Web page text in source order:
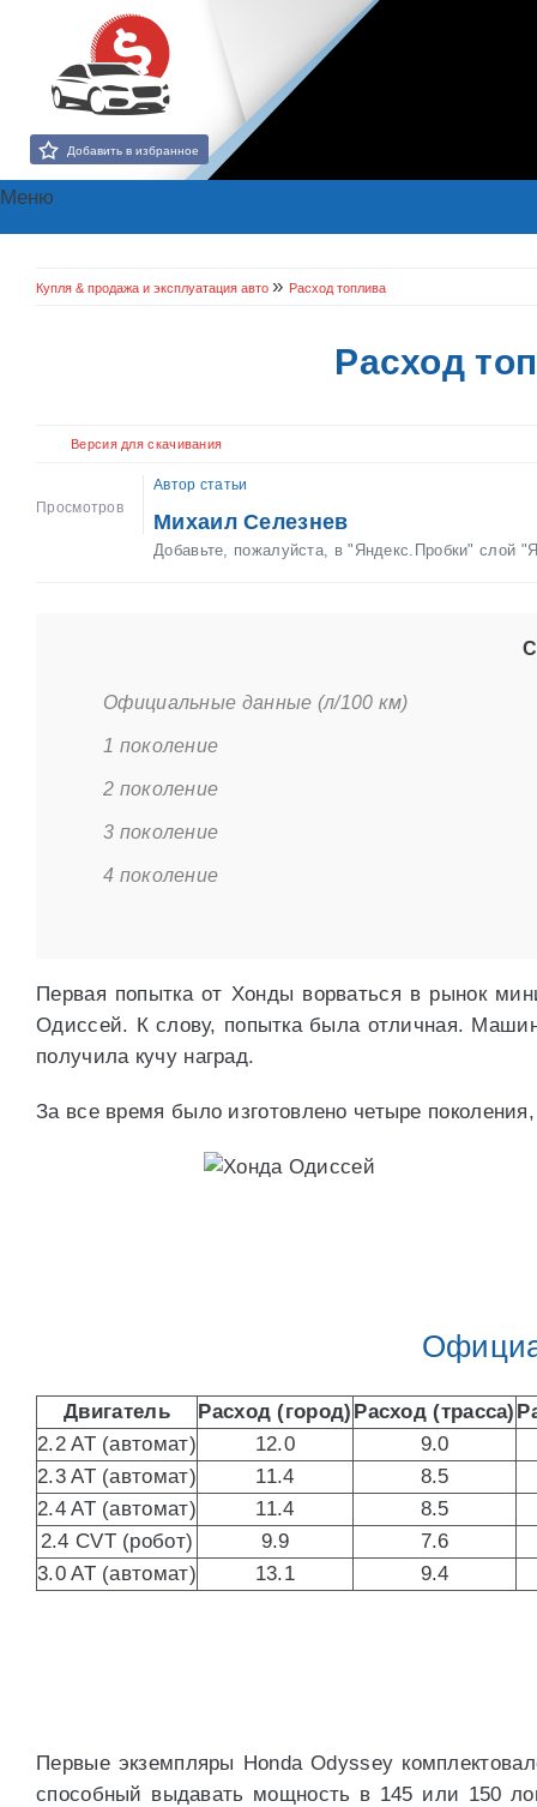
Добавить в избранное
Меню
Купля & продажа и эксплуатация авто » Расход топлива
Расход
Версия для скачивания
Просмотров
Автор статьи
Михаил Селезнев
Добавьте, пожалуйста, в "Яндекс.Пробки" слой
Официальные данные (л/100 км)
1 поколение
2 поколение
3 поколение
4 поколение
Первая попытка от Хонды ворваться в рынок
Одиссей. К слову, попытка была отличная.
получила кучу наград.
За все время было изготовлено четыре
Двигатель Расход (город) Расход (трасса)
2.2 AT (автомат)
12.0
9.0
2.3 AT (автомат)
11.4
8.5
2.4 AT (автомат)
11.4
8.5
2.4 CVT (робот)
9.9
7.6
3.0 AT (автомат)
13.1 9.4
Первые экземпляры Honda Odyssey
способный выдавать мощность в 145 или 150